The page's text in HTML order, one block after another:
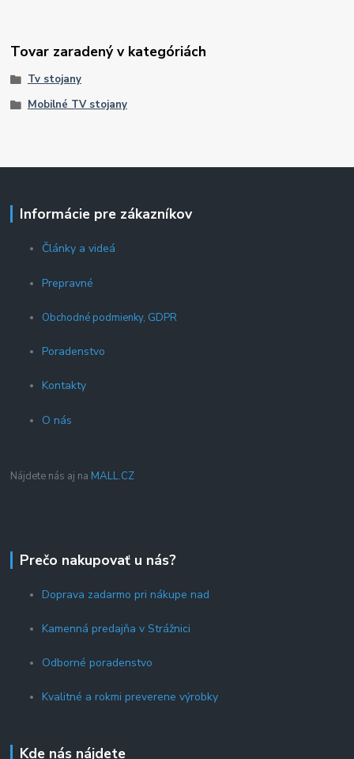
Tovar zaradený v kategóriách
Tv stojany
Mobilné TV stojany
Informácie pre zákazníkov
Články a videá
Prepravné
Obchodné podmienky, GDPR
Poradenstvo
Kontakty
O nás
Nájdete nás aj na MALL.CZ
Prečo nakupovať u nás?
Doprava zadarmo pri nákupe nad
Kamenná predajňa v Strážnici
Odborné poradenstvo
Kvalitné a rokmi preverene výrobky
Kde nás nájdete